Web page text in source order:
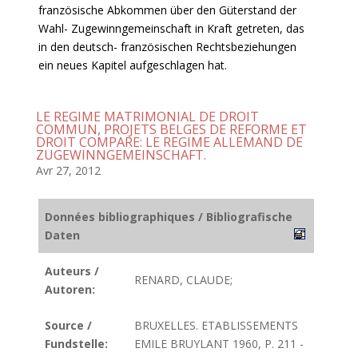
französische Abkommen über den Güterstand der
Wahl- Zugewinngemeinschaft in Kraft getreten, das
in den deutsch- französischen Rechtsbeziehungen
ein neues Kapitel aufgeschlagen hat.
LE REGIME MATRIMONIAL DE DROIT
COMMUN, PROJETS BELGES DE REFORME ET
DROIT COMPARE: LE REGIME ALLEMAND DE
ZUGEWINNGEMEINSCHAFT.
Avr 27, 2012
Données bibliographiques / Bibliografische
Daten
Auteurs /
Autoren:
RENARD, CLAUDE;
Source /
Fundstelle:
BRUXELLES. ETABLISSEMENTS
EMILE BRUYLANT 1960, P. 211 -